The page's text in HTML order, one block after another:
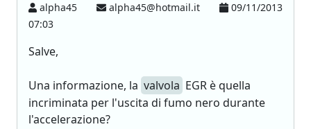
alpha45 alpha45@hotmail.it
09/11/2013
07:03
Salve,
Una informazione, la valvola EGR è quella
incriminata per l'uscita di fumo nero durante
l'accelerazione?